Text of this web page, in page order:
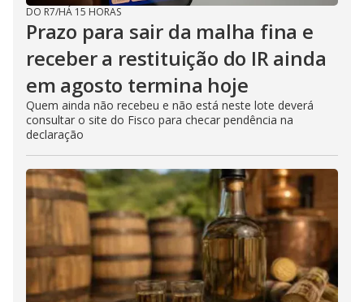
DO R7/HÁ 15 HORAS
Prazo para sair da malha fina e
receber a restituição do IR ainda
em agosto termina hoje
Quem ainda não recebeu e não está neste lote deverá
consultar o site do Fisco para checar pendência na
declaração